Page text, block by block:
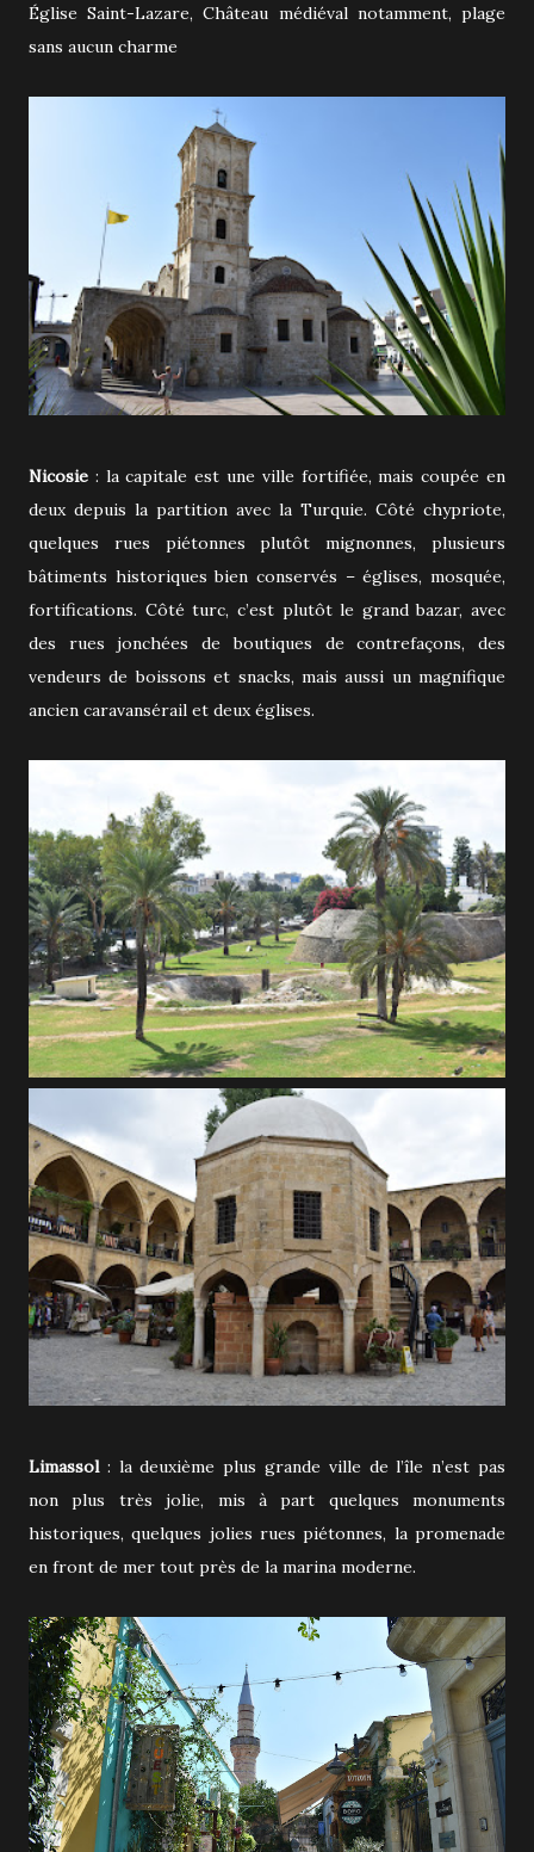
Église Saint-Lazare, Château médiéval notamment, plage
sans aucun charme
Nicosie : la capitale est une ville fortifiée, mais coupée en
deux depuis la partition avec la Turquie. Côté chypriote,
quelques rues piétonnes plutôt mignonnes, plusieurs
bâtiments historiques bien conservés – églises, mosquée,
fortifications. Côté turc, c’est plutôt le grand bazar, avec
des rues jonchées de boutiques de contrefaçons, des
vendeurs de boissons et snacks, mais aussi un magnifique
ancien caravansérail et deux églises.
Limassol: la deuxième plus grande ville de l’île n’est pas
non plus très jolie, mis à part quelques monuments
historiques, quelques jolies rues piétonnes, la promenade
en front de mer tout près de la marina moderne.